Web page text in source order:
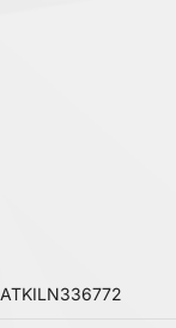
ATKILN336772